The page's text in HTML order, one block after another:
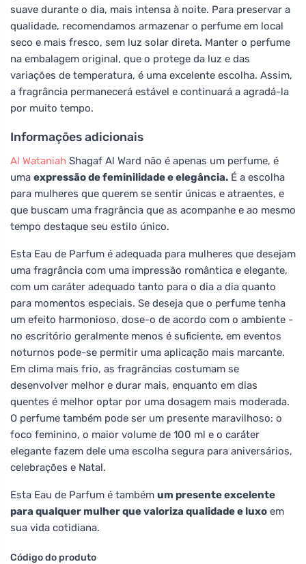
suave durante o dia, mais intensa à noite. Para preservar a
qualidade, recomendamos armazenar o perfume em local
seco e mais fresco, sem luz solar direta. Manter o perfume
na embalagem original, que o protege da luz e das
variações de temperatura, é uma excelente escolha. Assim,
a fragrância permanecerá estável e continuará a agradá-la
por muito tempo.
Informações adicionais
Al Wataniah Shagaf Al Ward não é apenas um perfume, é
uma expressão de feminilidade e elegância. É a escolha
para mulheres que querem se sentir únicas e atraentes, e
que buscam uma fragrância que as acompanhe e ao mesmo
tempo destaque seu estilo único.
Esta Eau de Parfum é adequada para mulheres que desejam
uma fragrância com uma impressão romântica e elegante,
com um caráter adequado tanto para o dia a dia quanto
para momentos especiais. Se deseja que o perfume tenha
um efeito harmonioso, dose-o de acordo com o ambiente -
no escritório geralmente menos é suficiente, em eventos
noturnos pode-se permitir uma aplicação mais marcante.
Em clima mais frio, as fragrâncias costumam se
desenvolver melhor e durar mais, enquanto em dias
quentes é melhor optar por uma dosagem mais moderada.
O perfume também pode ser um presente maravilhoso: o
foco feminino, o maior volume de 100 ml e o caráter
elegante fazem dele uma escolha segura para aniversários,
celebrações e Natal.
Esta Eau de Parfum é também um presente excelente
para qualquer mulher que valoriza qualidade e luxo em
sua vida cotidiana.
Código do produto